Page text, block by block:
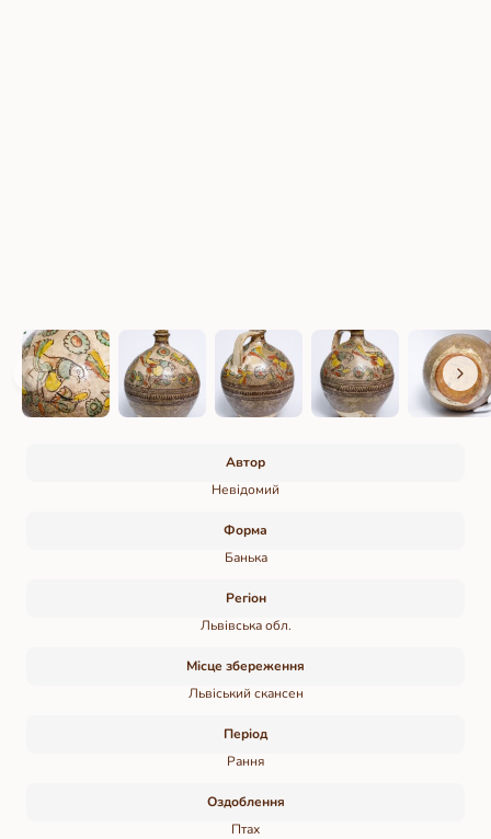
Автор
Невідомий
Форма
Банька
Регіон
Львівська обл.
Місце збереження
Львіський скансен
Період
Рання
Оздоблення
Птах